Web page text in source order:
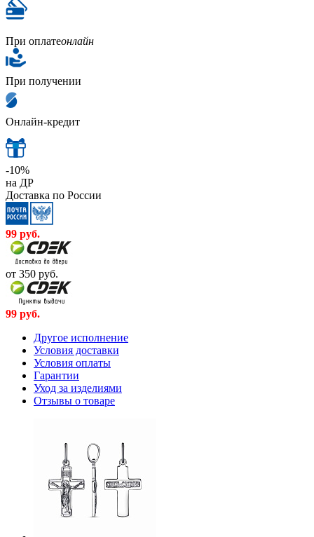
При оплатеонлайн
При получении
Онлайн-кредит
-10%
на ДР
Доставка по России
99 руб.
от 350 руб.
99 руб.
Другое исполнение
Условия доставки
Условия оплаты
Гарантии
Уход за изделиями
Отзывы о товаре